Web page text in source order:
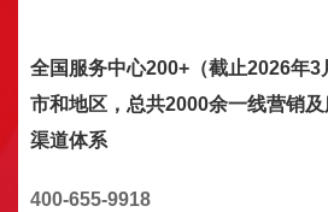
全国服务中心200+（截止2026年3
市和地区，总共2000余一线营销
渠道体系
400-655-9918